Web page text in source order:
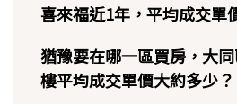
喜來福近1年，平均成交單
猶豫要在哪一區買房，大
樓平均成交單價大約多少？